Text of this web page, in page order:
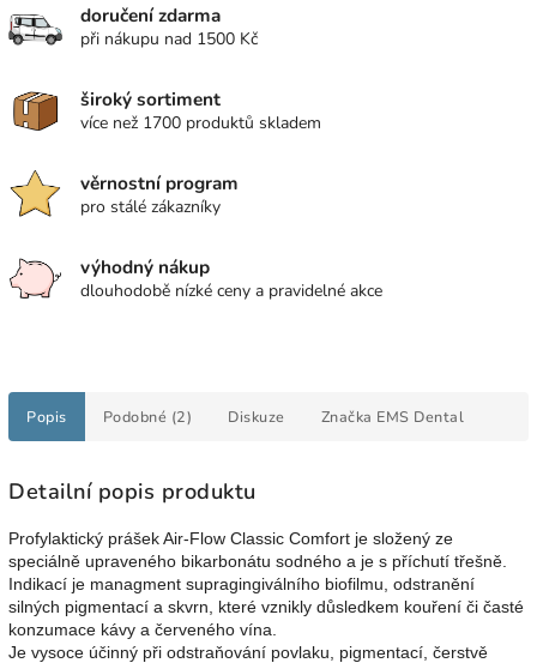
doručení zdarma
při nákupu nad 1500 Kč
široký sortiment
více než 1700 produktů skladem
věrnostní program
pro stálé zákazníky
výhodný nákup
dlouhodobě nízké ceny a pravidelné akce
Popis Podobné (2) Diskuze Značka EMS Dental
Detailní popis produktu
Profylaktický prášek Air-Flow Classic Comfort je složený ze
speciálně upraveného bikarbonátu sodného a je s příchutí třešně.
Indikací je managment supragingiválního biofilmu, odstranění
silných pigmentací a skvrn, které vznikly důsledkem kouření či časté
konzumace kávy a červeného vína.
Je vysoce účinný při odstraňování povlaku, pigmentací, čerstvě